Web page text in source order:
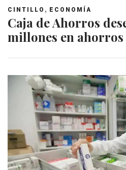
CINTILLO , ECONOMÍA
Caja de Ahorros
millones en ahorros